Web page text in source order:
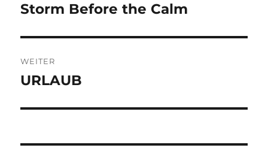
Storm Before the Calm
WEITER
Nächster
URLAUB